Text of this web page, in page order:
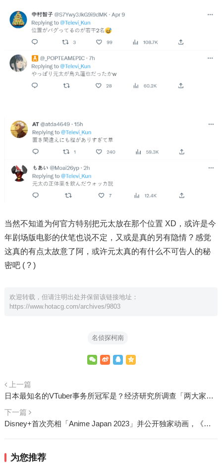
当然不知道为何官方特别把元太放在那个位置 XD，或许是今
年剧场版电影的伏笔也说不定，又或是真的另有隐情 ? 感觉
这真的有点太故意了阿，或许元太真的有什么不可告人的秘
密吧 ( ? )
欢迎转载，但请注明出处并保留该链接地址：
https://www.hotacg.com/archives/9803
名侦探柯南
上一篇
日本最知名的VTuber事务所冠军是？经济研究所调查「两大家知名度只差不到3%」
下一篇
Disney+首次亮相「Anime Japan 2023」并公开独家动画，《东京复仇者》、《天国大魔境》声优群现身
为您推荐